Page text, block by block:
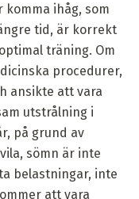
ihåg, som
tid, är korrekt
träning. Om
procedurer,
ansikte att vara
utstrålning i
på grund av
sömn är inte
belastningar, inte
att vara